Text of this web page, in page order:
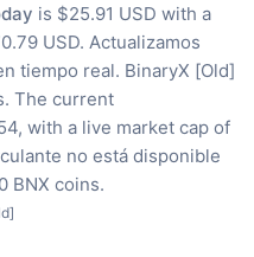
is $25.91 USD with a
USD. Actualizamos
tiempo real. BinaryX [Old]
The current
with a live market cap of
no está disponible
BNX coins.